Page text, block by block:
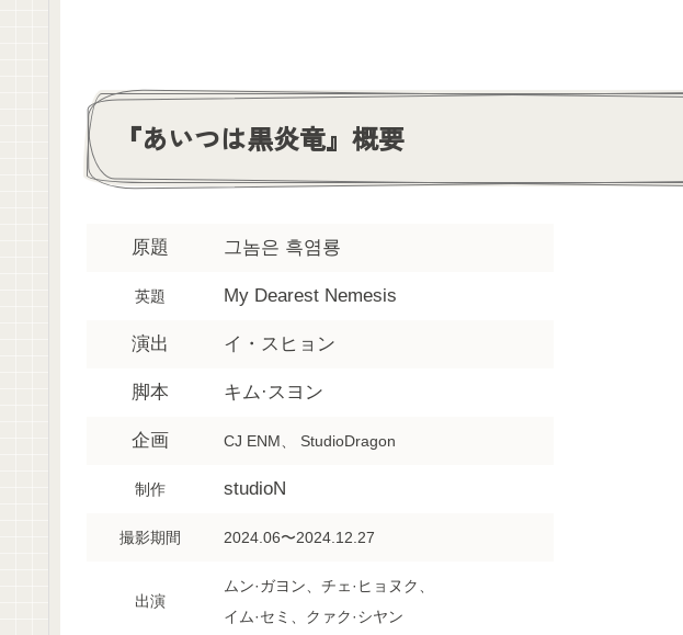
『あいつは黒炎竜』概要
原題 그놈은 흑염룡
英題 My Dearest Nemesis
演出 イ・スヒョン
脚本 キム·スヨン
企画 CJ ENM、 StudioDragon
制作 studioN
撮影期間 2024.06〜2024.12.27
出演
ムン·ガヨン、チェ·ヒョヌク、
イム·セミ、クァク·シヤン